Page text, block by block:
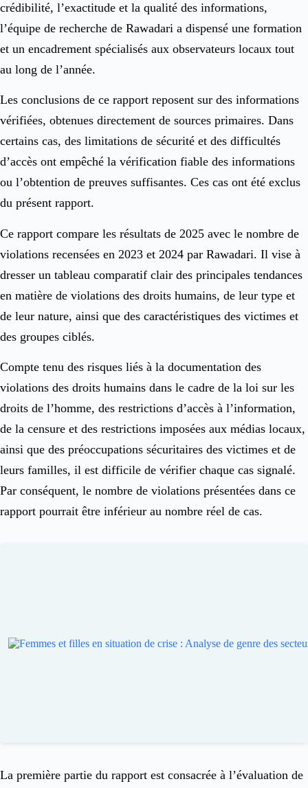
crédibilité, l’exactitude et la qualité des informations,
l’équipe de recherche de Rawadari a dispensé une formation
et un encadrement spécialisés aux observateurs locaux tout
au long de l’année.
Les conclusions de ce rapport reposent sur des informations
vérifiées, obtenues directement de sources primaires. Dans
certains cas, des limitations de sécurité et des difficultés
d’accès ont empêché la vérification fiable des informations
ou l’obtention de preuves suffisantes. Ces cas ont été exclus
du présent rapport.
Ce rapport compare les résultats de 2025 avec le nombre de
violations recensées en 2023 et 2024 par Rawadari. Il vise à
dresser un tableau comparatif clair des principales tendances
en matière de violations des droits humains, de leur type et
de leur nature, ainsi que des caractéristiques des victimes et
des groupes ciblés.
Compte tenu des risques liés à la documentation des
violations des droits humains dans le cadre de la loi sur les
droits de l’homme, des restrictions d’accès à l’information,
de la censure et des restrictions imposées aux médias locaux,
ainsi que des préoccupations sécuritaires des victimes et de
leurs familles, il est difficile de vérifier chaque cas signalé.
Par conséquent, le nombre de violations présentées dans ce
rapport pourrait être inférieur au nombre réel de cas.
La première partie du rapport est consacrée à l’évaluation de